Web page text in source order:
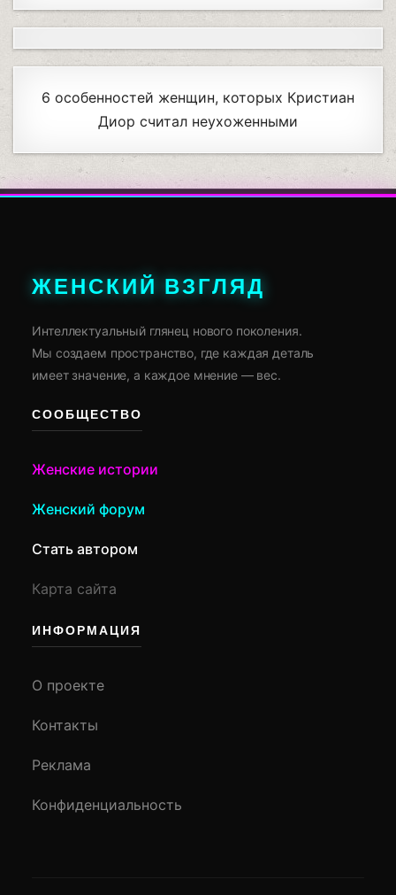
6 особенностей женщин, которых Кристиан
Диор считал неухоженными
ЖЕНСКИЙ ВЗГЛЯД
Интеллектуальный глянец нового поколения.
Мы создаем пространство, где каждая деталь
имеет значение, а каждое мнение — вес.
СООБЩЕСТВО
Женские истории
Женский форум
Стать автором
Карта сайта
ИНФОРМАЦИЯ
О проекте
Контакты
Реклама
Конфиденциальность